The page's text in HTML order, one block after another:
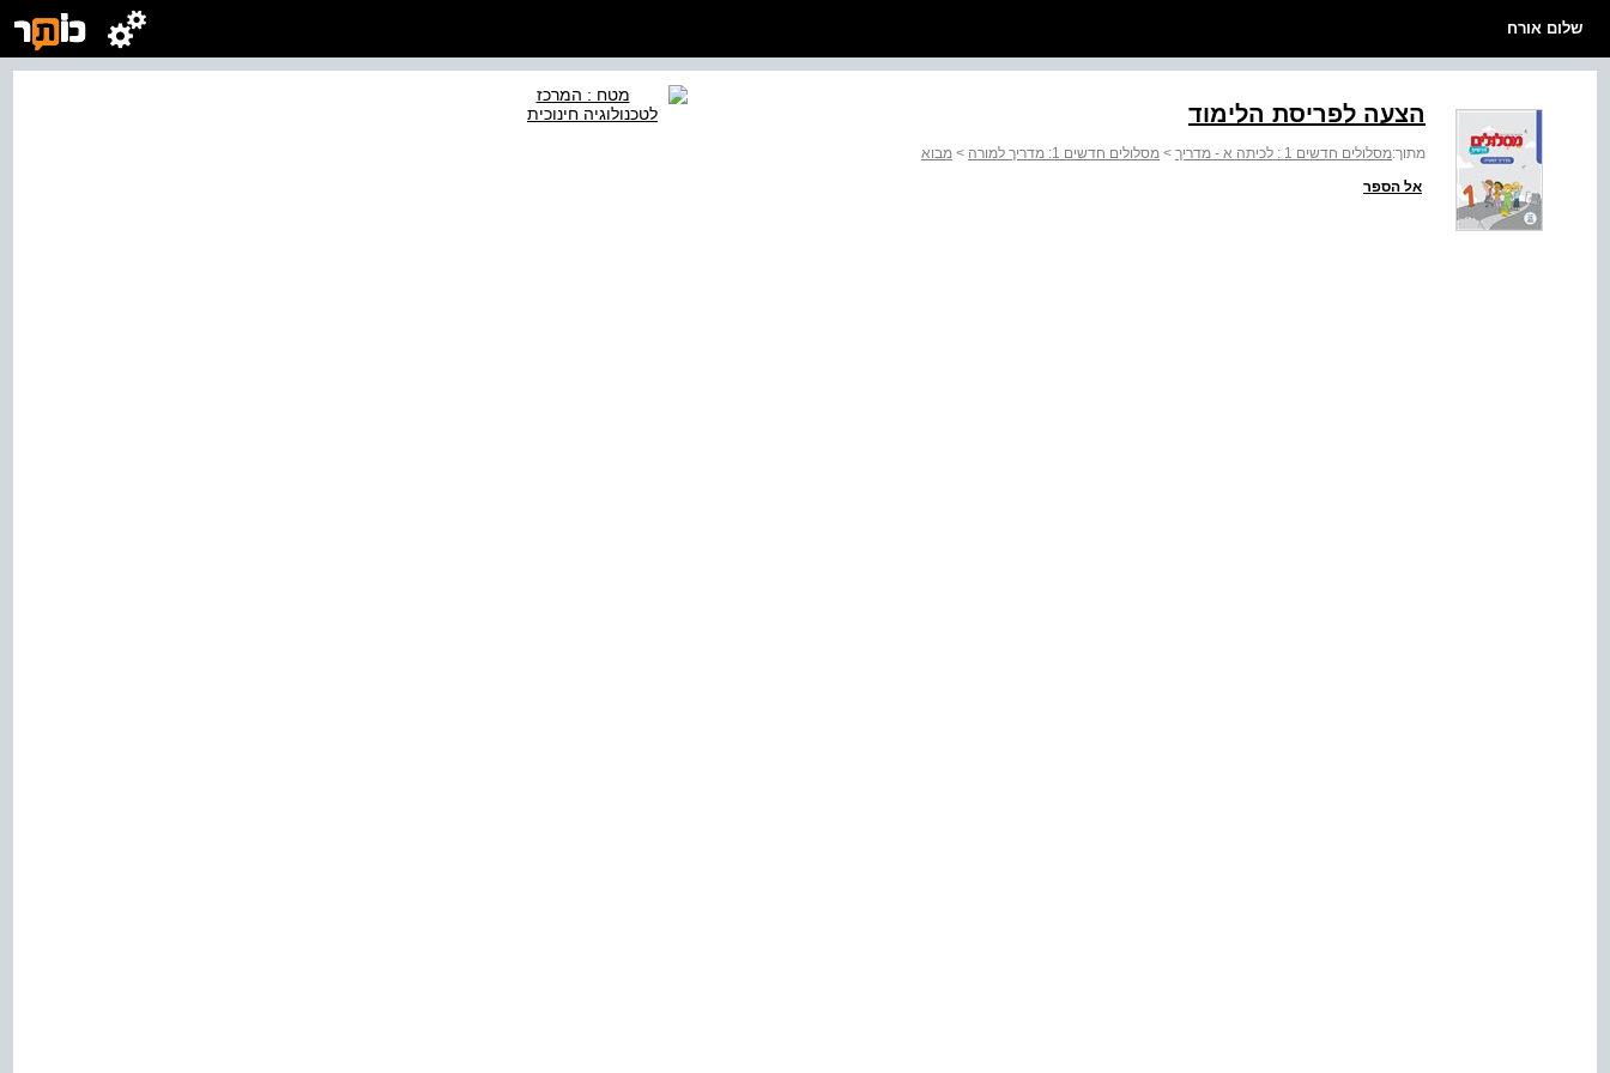
שלום אורח
הצעה לפריסת הלימוד
מתוך:מסלולים חדשים 1 : לכיתה א - מדריך > מסלולים חדשים 1: מדריך למורה > מבוא
אל הספר